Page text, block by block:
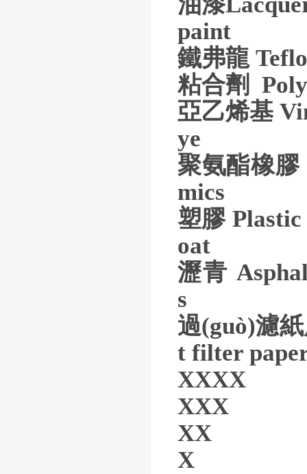
paint
鐵弗龍
粘合劑
亞乙烯基
ye
聚氨酯橡
mics
塑膠
oat
瀝青
過(guò)濾
t filter
XXXX
XXX 性
XX 性
X 注意